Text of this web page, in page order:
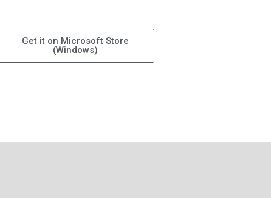
Get it on Microsoft Store
(Windows)